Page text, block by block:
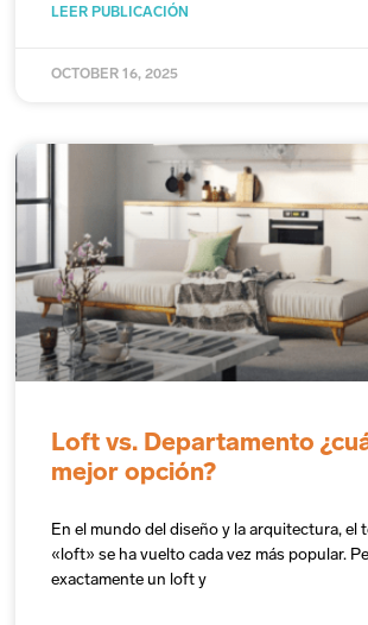
LEER PUBLICACIÓN
OCTOBER 16, 2025
Loft vs. Departamento
mejor opción?
En el mundo del diseño y la arquitectura, el
«loft» se ha vuelto cada vez más popular.
exactamente un loft y